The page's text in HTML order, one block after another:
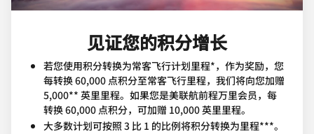
见证您的积分增长
若您使用积分转换为常客飞行计划里程*，作为奖励，您
每转换 60,000 点积分至常客飞行里程，我们将向您加赠
5,000** 英里里程。如果您是美联航前程万里会员，每
转换 60,000 点积分，可加赠 10,000 英里里程。
大多数计划可按照 3 比 1 的比例将积分转换为里程***。